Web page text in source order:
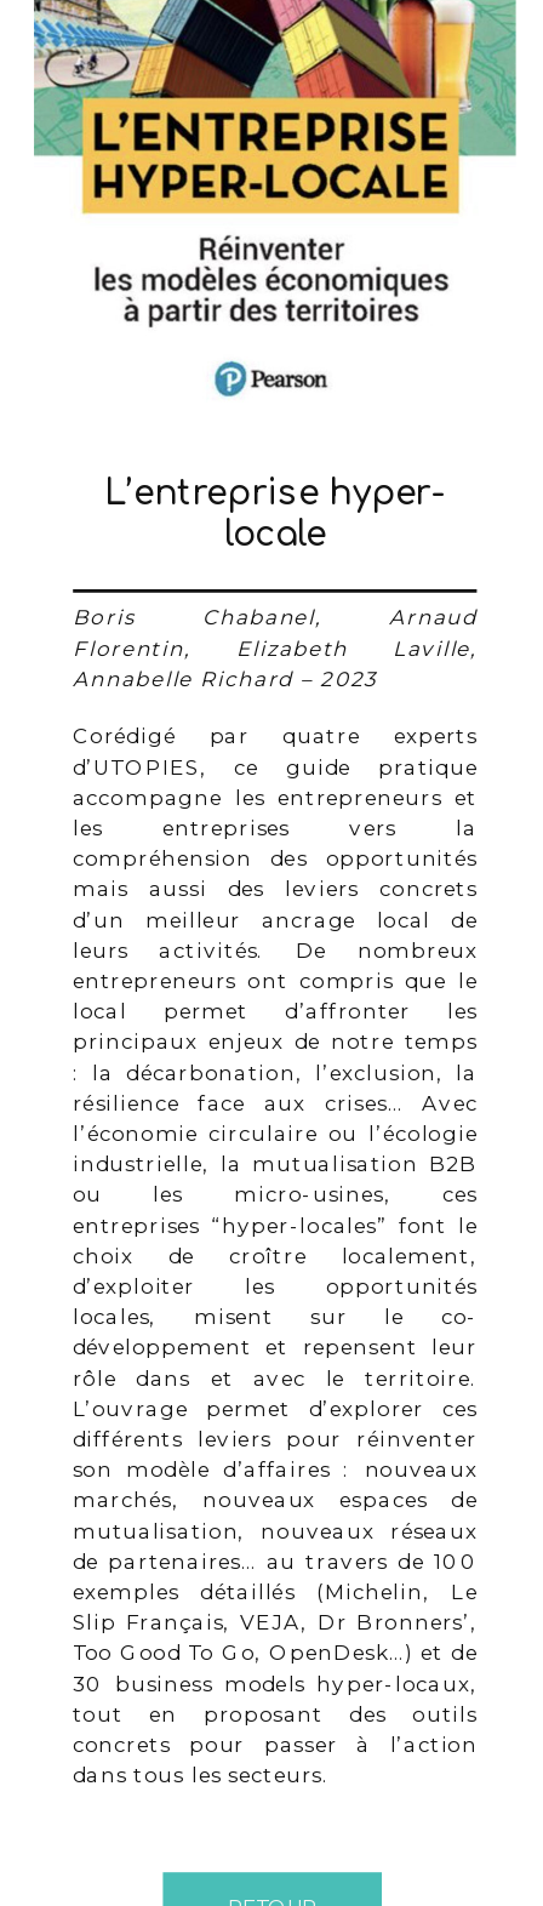
L’entreprise hyper-
locale
Boris Chabanel, Arnaud
Florentin, Elizabeth Laville,
Annabelle Richard – 2023
Corédigé par quatre experts
d’UTOPIES, ce guide pratique
accompagne les entrepreneurs et
les entreprises vers la
compréhension des opportunités
mais aussi des leviers concrets
d’un meilleur ancrage local de
leurs activités. De nombreux
entrepreneurs ont compris que le
local permet d’affronter les
principaux enjeux de notre temps
: la décarbonation, l’exclusion, la
résilience face aux crises… Avec
l’économie circulaire ou l’écologie
industrielle, la mutualisation B2B
ou les micro-usines, ces
entreprises “hyper-locales” font le
choix de croître localement,
d’exploiter les opportunités
locales, misent sur le co-
développement et repensent leur
rôle dans et avec le territoire.
L’ouvrage permet d’explorer ces
différents leviers pour réinventer
son modèle d’affaires : nouveaux
marchés, nouveaux espaces de
mutualisation, nouveaux réseaux
de partenaires… au travers de 100
exemples détaillés (Michelin, Le
Slip Français, VEJA, Dr Bronners’,
Too Good To Go, OpenDesk…) et de
30 business models hyper-locaux,
tout en proposant des outils
concrets pour passer à l’action
dans tous les secteurs.